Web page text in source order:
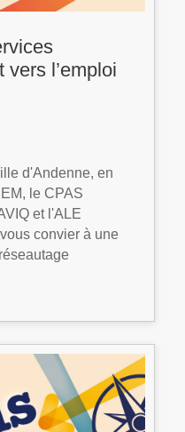
vers l’emploi
d'Andenne, en
le CPAS
et l'ALE
convier à une